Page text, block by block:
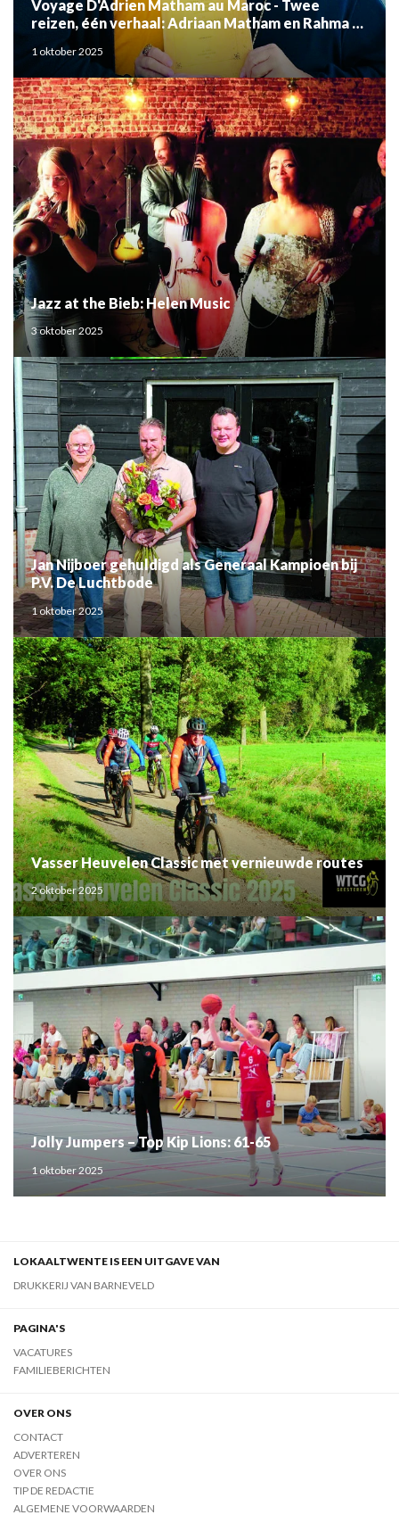
Voyage D'Adrien Matham au Maroc - Twee
reizen, één verhaal: Adriaan Matham en Rahma el
Mouden
1 oktober 2025
Jazz at the Bieb: Helen Music
3 oktober 2025
Jan Nijboer gehuldigd als Generaal Kampioen bij
P.V. De Luchtbode
1 oktober 2025
Vasser Heuvelen Classic met vernieuwde routes
2 oktober 2025
Jolly Jumpers – Top Kip Lions: 61-65
1 oktober 2025
LOKAALTWENTE IS EEN UITGAVE VAN
DRUKKERIJ VAN BARNEVELD
PAGINA'S
VACATURES
FAMILIEBERICHTEN
OVER ONS
CONTACT
ADVERTEREN
OVER ONS
TIP DE REDACTIE
ALGEMENE VOORWAARDEN